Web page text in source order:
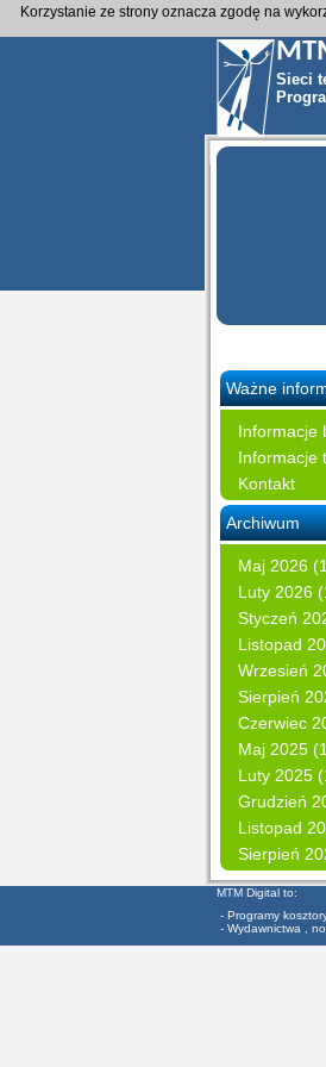
Sieci
Ważne
Informacje
Informacje
Kontakt
Archiwum
Maj 2026
Luty 2026
Styczeń
Listopad
Wrzesień
Sierpień
Czerwiec
Maj 2025
Luty 2025
Grudzień
Listopad
Sierpień
MTM Digital to:
- Programy
- Wydawnictwa ,
Korzystanie ze strony oznacza zgodę na